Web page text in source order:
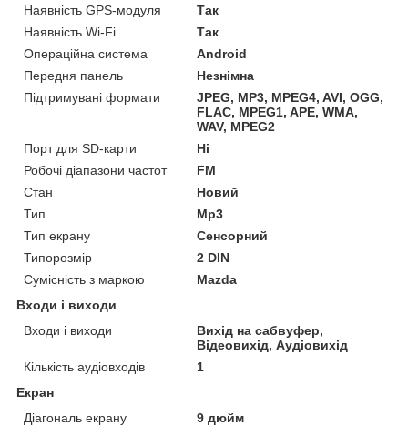
Наявність GPS-модуля
Так
Наявність Wi-Fi
Так
Операційна система
Android
Передня панель
Незнімна
Підтримувані формати
JPEG, MP3, MPEG4, AVI, OGG,
FLAC, MPEG1, APE, WMA,
WAV, MPEG2
Порт для SD-карти
Ні
Робочі діапазони частот
FM
Стан
Новий
Тип
Mp3
Тип екрану
Сенсорний
Типорозмір
2 DIN
Сумісність з маркою
Mazda
Входи і виходи
Входи і виходи
Вихід на сабвуфер,
Відеовихід, Аудіовихід
Кількість аудіовходів
1
Екран
Діагональ екрану
9 дюйм